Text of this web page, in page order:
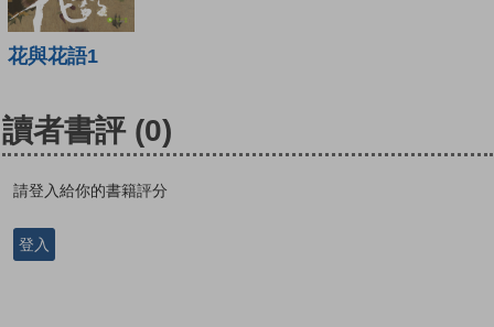
花與花語1
讀者書評 (0)
請登入給你的書籍評分
登入